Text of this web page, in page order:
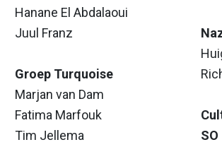
Hanane El Abdalaoui
Juul Franz
Groep Turquoise
Marjan van Dam
Fatima Marfouk
Tim Jellema
SO